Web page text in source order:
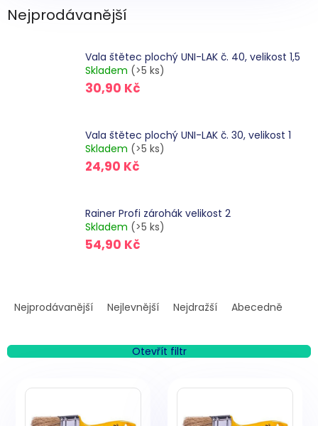
Nejprodávanější
Vala štětec plochý UNI-LAK č. 40, velikost 1,5
Skladem (>5 ks)
30,90 Kč
Vala štětec plochý UNI-LAK č. 30, velikost 1
Skladem (>5 ks)
24,90 Kč
Rainer Profi zárohák velikost 2
Skladem (>5 ks)
54,90 Kč
a
n
Nejprodávanější Nejlevnější Nejdražší Abecedně
Otevřít filtr